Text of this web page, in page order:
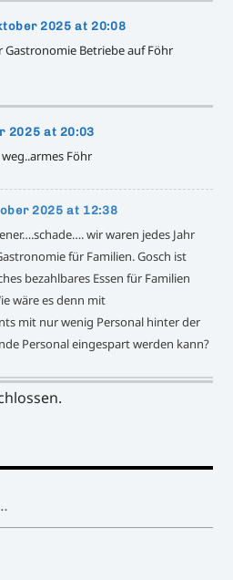
2025 at 20:08
Gastronomie Betriebe auf Föhr
2025 at 20:03
Föhr
2025 at 12:38
wir waren jedes Jahr
für Familien. Gosch ist
bezahlbares Essen für Familien
wäre es denn mit
mit nur wenig Personal hinter der
Personal eingespart werden kann?